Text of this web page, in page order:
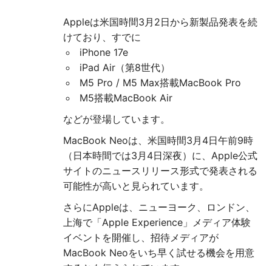
Appleは米国時間3月2日から新製品発表を続
けており、すでに
iPhone 17e
iPad Air（第8世代）
M5 Pro / M5 Max搭載MacBook Pro
M5搭載MacBook Air
などが登場しています。
MacBook Neoは、米国時間3月4日午前9時
（日本時間では3月4日深夜）に、Apple公式
サイトのニュースリリース形式で発表される
可能性が高いと見られています。
さらにAppleは、ニューヨーク、ロンドン、
上海で「Apple Experience」メディア体験
イベントを開催し、招待メディアが
MacBook Neoをいち早く試せる機会を用意